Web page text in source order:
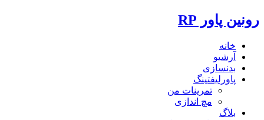
رونین پاور RP
خانه
آرشیو
بدنسازی
پاورلیفتینگ
تمرینات من
مچ اندازی
بلاگ